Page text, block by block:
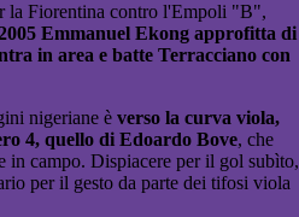
la Fiorentina contro l'Empoli "B",
Emmanuel Ekong approfitta di
in area e batte Terracciano con
nigeriane è verso la curva viola,
4, quello di Edoardo Bove, che
in campo. Dispiacere per il gol subìto,
per il gesto da parte dei tifosi viola